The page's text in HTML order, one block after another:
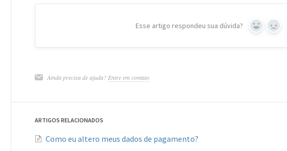
Esse artigo respondeu sua dúvida? Yes No
Ainda precisa de ajuda? Entre em contato
ARTIGOS RELACIONADOS
Como eu altero meus dados de pagamento?